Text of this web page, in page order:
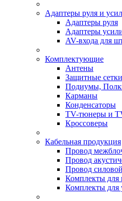
Адаптеры руля и
Адаптеры руля
Адаптеры
AV-входа для
Комплектующие
Антены
Защитные
Подиумы,
Карманы
Конденсаторы
TV-тюнеры и
Кроссоверы
Кабельная продукция
Провод
Провод
Провод силовой
Комплекты для
Комплекты для